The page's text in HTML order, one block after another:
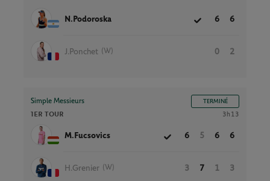
N.Podoroska 6 6
J.Ponchet (W) 0 2
Simple Messieurs TERMINÉ
1ER TOUR 3h13
M.Fucsovics 6 5 6 6
H.Grenier (W) 3 7 1 3